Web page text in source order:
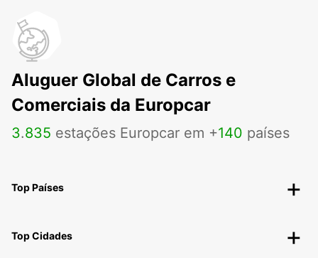
Aluguer Global de Carros e
Comerciais da Europcar
3.835 estações Europcar em +140 países
Top Países
Top Cidades